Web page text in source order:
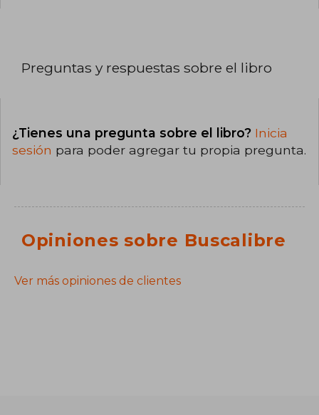
Preguntas y respuestas sobre el libro
¿Tienes una pregunta sobre el libro? Inicia
sesión para poder agregar tu propia pregunta.
Opiniones sobre Buscalibre
Ver más opiniones de clientes